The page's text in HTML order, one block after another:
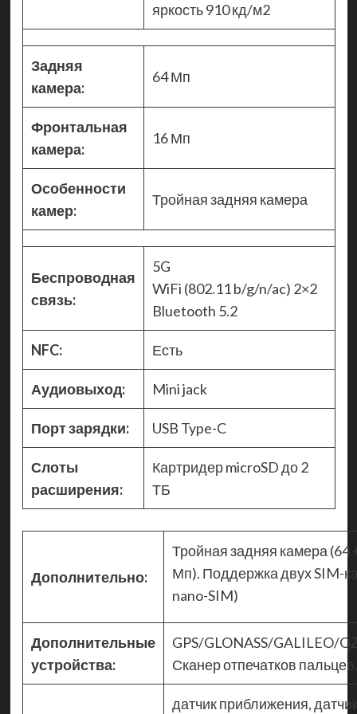
яркость 910 кд/м2
Задняя
камера:
64 Мп
Фронтальная
камера:
16 Мп
Особенности
камер:
Тройная задняя камера
Беспроводная
связь:
5G
WiFi (802.11 b/g/n/ac) 2×2
Bluetooth 5.2
NFC: Есть
Аудиовыход: Mini jack
Порт зарядки: USB Type-C
Слоты
расширения:
Картридер microSD до 2
ТБ
Дополнительно:
Тройная задняя камера (64
Мп). Поддержка двух SIM-
nano-SIM)
Дополнительные
устройства:
GPS/GLONASS/GALILEO/
Сканер отпечатков
датчик приближения,